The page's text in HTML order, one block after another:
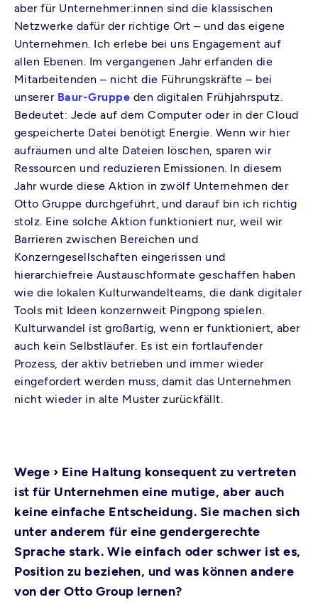
aber für Unternehmer:innen sind die klassischen
Netzwerke dafür der richtige Ort – und das eigene
Unternehmen. Ich erlebe bei uns Engagement auf
allen Ebenen. Im vergangenen Jahr erfanden die
Mitarbeitenden – nicht die Führungskräfte – bei
unserer Baur-Gruppe den digitalen Frühjahrsputz.
Bedeutet: Jede auf dem Computer oder in der Cloud
gespeicherte Datei benötigt Energie. Wenn wir hier
aufräumen und alte Dateien löschen, sparen wir
Ressourcen und reduzieren Emissionen. In diesem
Jahr wurde diese Aktion in zwölf Unternehmen der
Otto Gruppe durchgeführt, und darauf bin ich richtig
stolz. Eine solche Aktion funktioniert nur, weil wir
Barrieren zwischen Bereichen und
Konzerngesellschaften eingerissen und
hierarchiefreie Austauschformate geschaffen haben
wie die lokalen Kulturwandelteams, die dank digitaler
Tools mit Ideen konzernweit Pingpong spielen.
Kulturwandel ist großartig, wenn er funktioniert, aber
auch kein Selbstläufer. Es ist ein fortlaufender
Prozess, der aktiv betrieben und immer wieder
eingefordert werden muss, damit das Unternehmen
nicht wieder in alte Muster zurückfällt.
Wege › Eine Haltung konsequent zu vertreten
ist für Unternehmen eine mutige, aber auch
keine einfache Entscheidung. Sie machen sich
unter anderem für eine gendergerechte
Sprache stark. Wie einfach oder schwer ist es,
Position zu beziehen, und was können andere
von der Otto Group lernen?